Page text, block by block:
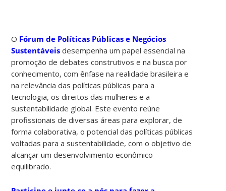
O Fórum de Políticas Públicas e Negócios
Sustentáveis desempenha um papel essencial na
promoção de debates construtivos e na busca por
conhecimento, com ênfase na realidade brasileira e
na relevância das políticas públicas para a
tecnologia, os direitos das mulheres e a
sustentabilidade global. Este evento reúne
profissionais de diversas áreas para explorar, de
forma colaborativa, o potencial das políticas públicas
voltadas para a sustentabilidade, com o objetivo de
alcançar um desenvolvimento econômico
equilibrado.